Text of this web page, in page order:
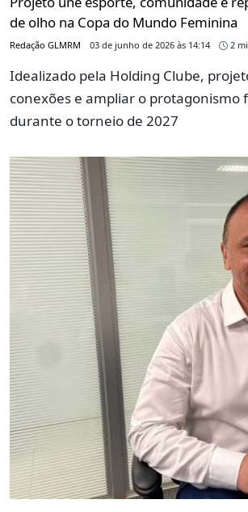
de olho na Copa do Mundo Feminina
Redação GLMRM 03 de junho de 2026 às 14:14 2
Idealizado pela Holding Clube,
conexões e ampliar o protagonismo
durante o torneio de 2027